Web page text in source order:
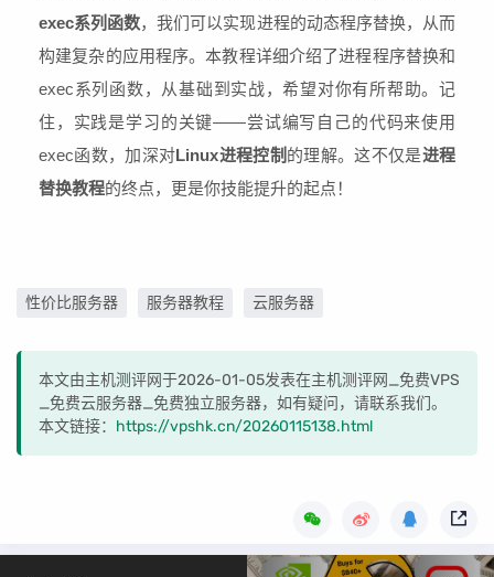
exec系列函数，我们可以实现进程的动态程序替换，从而
构建复杂的应用程序。本教程详细介绍了进程程序替换和
exec系列函数，从基础到实战，希望对你有所帮助。记
住，实践是学习的关键——尝试编写自己的代码来使用
exec函数，加深对Linux进程控制 的理解。这不仅是进程
替换教程的终点，更是你技能提升的起点！
性价比服务器 服务器教程 云服务器
本文由主机测评网于2026-01-05发表在主机测评网_免费VPS
_免费云服务器_免费独立服务器，如有疑问，请联系我们。
本文链接： https://vpshk.cn/20260115138.html